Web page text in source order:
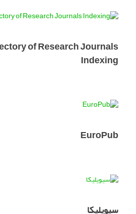
of Research Journals
Indexing
EuroPub
سیویلیکا